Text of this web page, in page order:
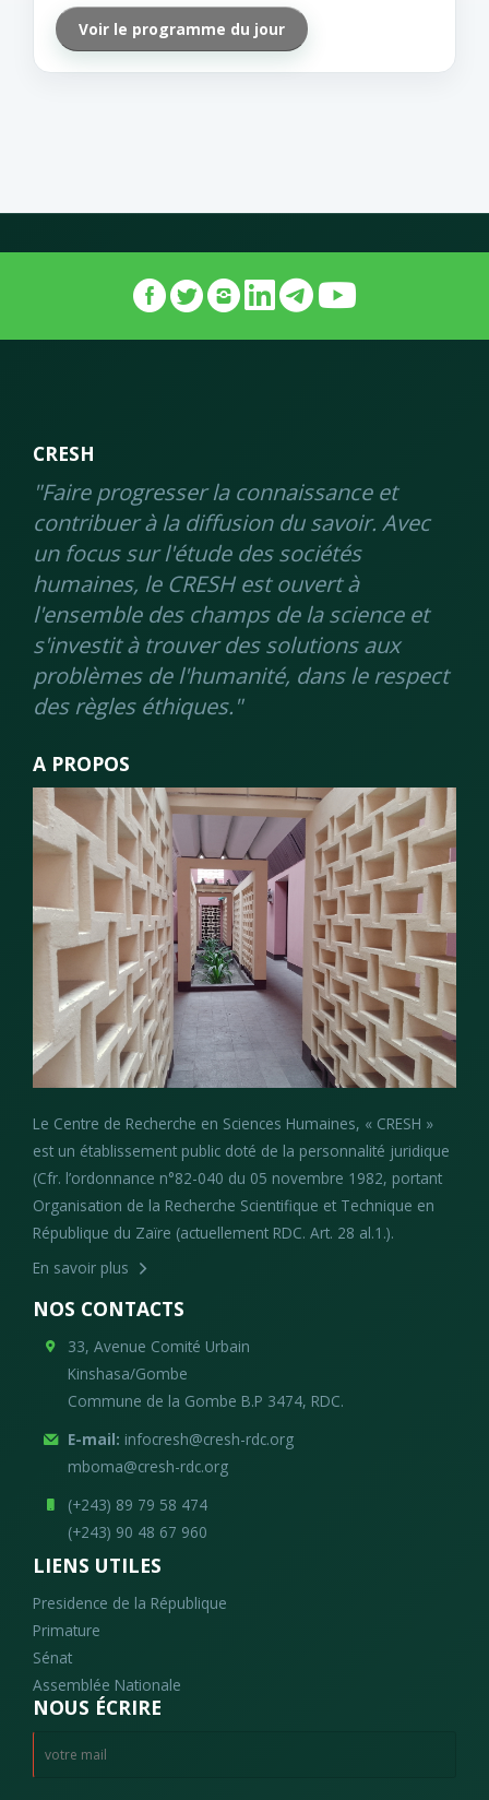
Voir le programme du jour
CRESH
"Faire progresser la connaissance et
contribuer à la diffusion du savoir. Avec
un focus sur l'étude des sociétés
humaines, le CRESH est ouvert à
l'ensemble des champs de la science et
s'investit à trouver des solutions aux
problèmes de l'humanité, dans le respect
des règles éthiques."
A PROPOS
Le Centre de Recherche en Sciences Humaines, « CRESH »
est un établissement public doté de la personnalité juridique
(Cfr. l’ordonnance n°82-040 du 05 novembre 1982, portant
Organisation de la Recherche Scientifique et Technique en
République du Zaïre (actuellement RDC. Art. 28 al.1.).
En savoir plus
NOS CONTACTS
33, Avenue Comité Urbain
Kinshasa/Gombe
Commune de la Gombe B.P 3474, RDC.
E-mail: infocresh@cresh-rdc.org
mboma@cresh-rdc.org
(+243) 89 79 58 474
(+243) 90 48 67 960
LIENS UTILES
Presidence de la République
Primature
Sénat
Assemblée Nationale
NOUS ÉCRIRE